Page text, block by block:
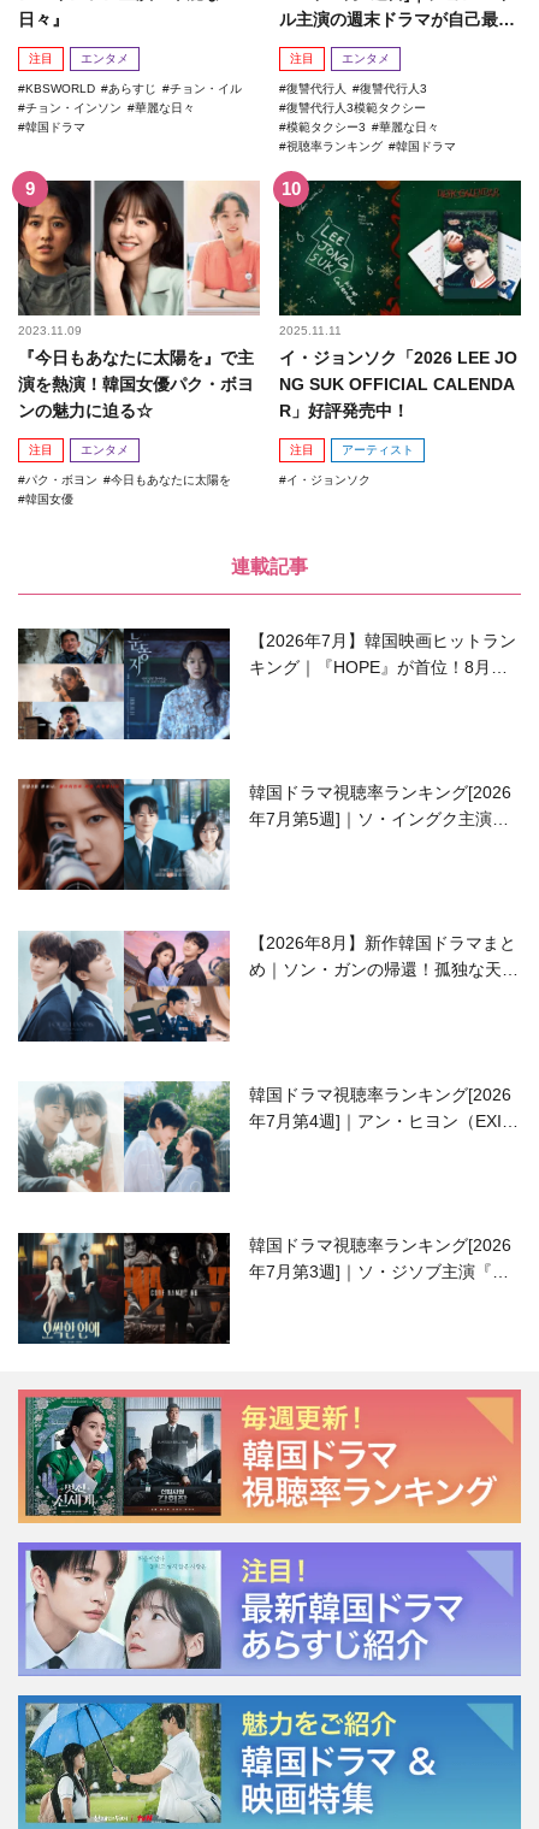
日々』
注目 エンタメ
KBSWORLD あらすじ
チョン・イル
チョン・インソン
華麗な日々
韓国ドラマ
ル主演の週末ドラマが自己最高
記録を更新！
注目 エンタメ
復讐代行人
復讐代行人3
復讐代行人3模範タクシー
模範タクシー3
華麗な日々
視聴率ランキング
韓国ドラマ
2023.11.09
『今日もあなたに太陽を』で主
演を熱演！韓国女優パク・ボヨ
ンの魅力に迫る☆
注目 エンタメ
パク・ボヨン
今日もあなたに太陽を
韓国女優
2025.11.11
イ・ジョンソク「2026 LEE JO
NG SUK OFFICIAL CALENDA
R」好評発売中！
注目 アーティスト
イ・ジョンソク
連載記事
【2026年7月】韓国映画ヒットラン
キング｜『HOPE』が首位！8月公
韓国ドラマ視聴率ランキング[2026
年7月第5週]｜ソ・イングク主演の
【2026年8月】新作韓国ドラマまと
め｜ソン・ガンの帰還！孤独な天才
韓国ドラマ視聴率ランキング[2026
年7月第4週]｜アン・ヒヨン（EXID
韓国ドラマ視聴率ランキング[2026
年7月第3週]｜ソ・ジソブ主演『エ